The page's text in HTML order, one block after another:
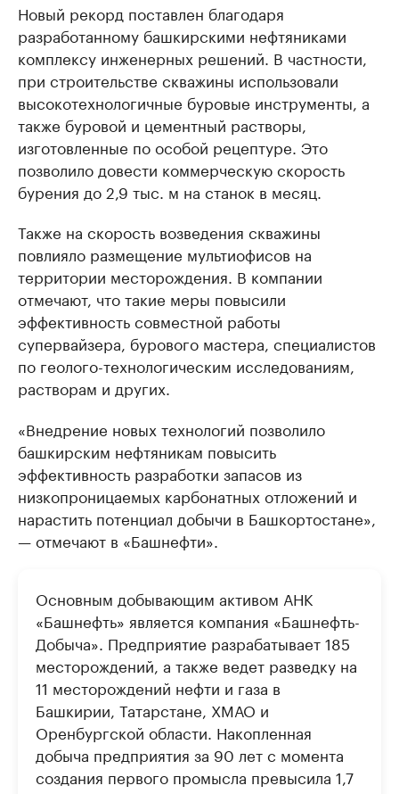
Новый рекорд поставлен благодаря
разработанному башкирскими нефтяниками
комплексу инженерных решений. В частности,
при строительстве скважины использовали
высокотехнологичные буровые инструменты, а
также буровой и цементный растворы,
изготовленные по особой рецептуре. Это
позволило довести коммерческую скорость
бурения до 2,9 тыс. м на станок в месяц.
Также на скорость возведения скважины
повлияло размещение мультиофисов на
территории месторождения. В компании
отмечают, что такие меры повысили
эффективность совместной работы
супервайзера, бурового мастера, специалистов
по геолого-технологическим исследованиям,
растворам и других.
«Внедрение новых технологий позволило
башкирским нефтяникам повысить
эффективность разработки запасов из
низкопроницаемых карбонатных отложений и
нарастить потенциал добычи в Башкортостане»,
— отмечают в «Башнефти».
Основным добывающим активом АНК
«Башнефть» является компания «Башнефть-
Добыча». Предприятие разрабатывает 185
месторождений, а также ведет разведку на
11 месторождений нефти и газа в
Башкирии, Татарстане, ХМАО и
Оренбургской области. Накопленная
добыча предприятия за 90 лет с момента
создания первого промысла превысила 1,7